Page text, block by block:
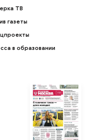
ТВ
газеты
в образовании